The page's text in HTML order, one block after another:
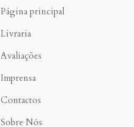
Página principal
Livraria
Avaliações
Imprensa
Contactos
Sobre Nós